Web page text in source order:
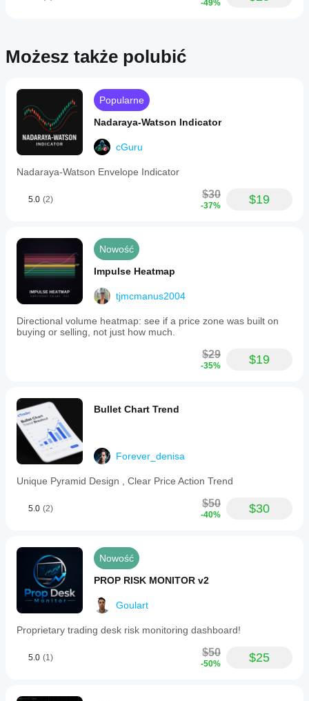
visualization
options
single
split
take-
profits,
or
structure-
targets.
can
visibility
and
apply
maximum
caps
for
tighter
intraday
risk
automation
through
deterministic
event
outputs
compatible
with
workflows
allows
for
multi-
indicator
chart
setups.
Density
presets
with
optional
timeframe
adaptability
-49%
Możesz także polubić
Popularne
Nadaraya-Watson Indicator
cGuru
Nadaraya-Watson Envelope Indicator
5.0 (2) $30
-37% $19
Nowość
Impulse Heatmap
tjmcmanus2004
Directional volume heatmap: see if a price zone was built on
buying or selling, not just how much.
$29
-35% $19
Bullet Chart Trend
Forever_denisa
Unique Pyramid Design , Clear Price Action Trend
5.0 (2) $50
-40% $30
Nowość
PROP RISK MONITOR v2
Goulart
Proprietary trading desk risk monitoring dashboard!
5.0 (1) $50
-50% $25